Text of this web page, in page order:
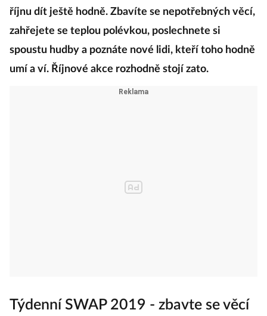
říjnu dít ještě hodně. Zbavíte se nepotřebných věcí,
zahřejete se teplou polévkou, poslechnete si
spoustu hudby a poznáte nové lidi, kteří toho hodně
umí a ví. Říjnové akce rozhodně stojí zato.
Týdenní SWAP 2019 - zbavte se věcí